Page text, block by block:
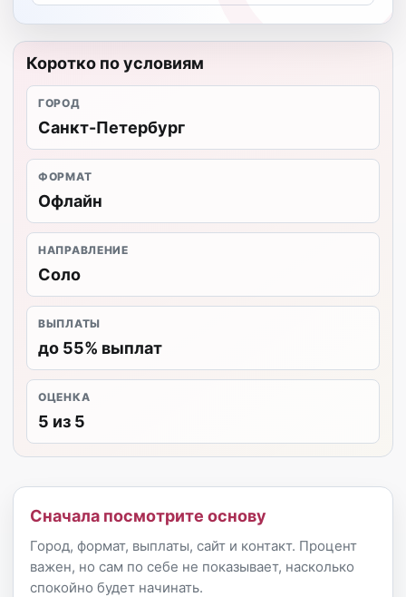
Коротко по условиям
ГОРОД
Санкт-Петербург
ФОРМАТ
Офлайн
НАПРАВЛЕНИЕ
Соло
ВЫПЛАТЫ
до 55% выплат
ОЦЕНКА
5 из 5
Сначала посмотрите основу
Город, формат, выплаты, сайт и контакт. Процент
важен, но сам по себе не показывает, насколько
спокойно будет начинать.